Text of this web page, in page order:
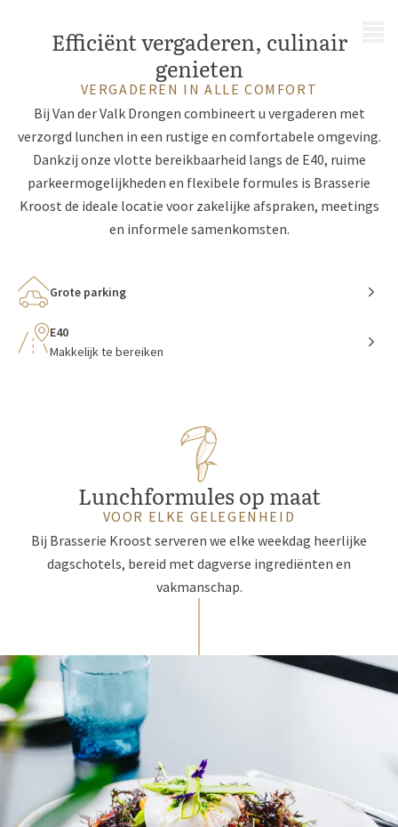
Efficiënt vergaderen, culinair
genieten
VERGADEREN IN ALLE COMFORT
Bij Van der Valk Drongen combineert u vergaderen met
verzorgd lunchen in een rustige en comfortabele omgeving.
Dankzij onze vlotte bereikbaarheid langs de E40, ruime
parkeermogelijkheden en flexibele formules is Brasserie
Kroost de ideale locatie voor zakelijke afspraken, meetings
en informele samenkomsten.
Grote parking
E40
Makkelijk te bereiken
Lunchformules op maat
VOOR ELKE GELEGENHEID
Bij Brasserie Kroost serveren we elke weekdag heerlijke
dagschotels, bereid met dagverse ingrediënten en
vakmanschap.